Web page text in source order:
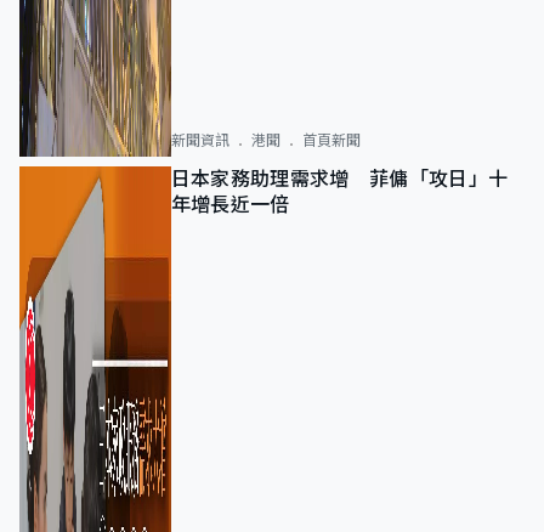
新聞資訊 港聞 首頁新聞
日本家務助理需求增 菲傭「攻日」十
年增長近一倍